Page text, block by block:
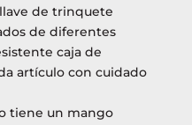
de trinquete
de diferentes
caja de
artículo con cuidado
tiene un mango